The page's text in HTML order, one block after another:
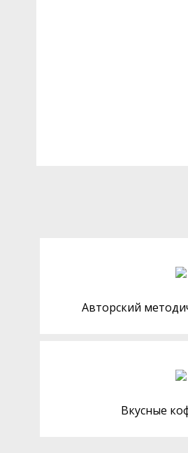
Авторский
Вкусные